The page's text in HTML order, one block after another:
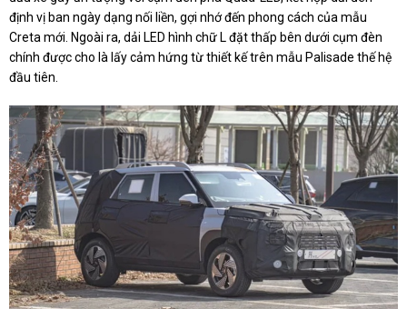
định vị ban ngày dạng nối liền, gợi nhớ đến phong cách của mẫu
Creta mới. Ngoài ra, dải LED hình chữ L đặt thấp bên dưới cụm đèn
chính được cho là lấy cảm hứng từ thiết kế trên mẫu Palisade thế hệ
đầu tiên.